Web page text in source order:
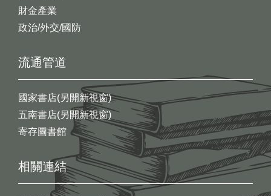
財金產業
政治/外交/國防
流通管道
國家書店(另開新視窗)
五南書店(另開新視窗)
寄存圖書館
相關連結